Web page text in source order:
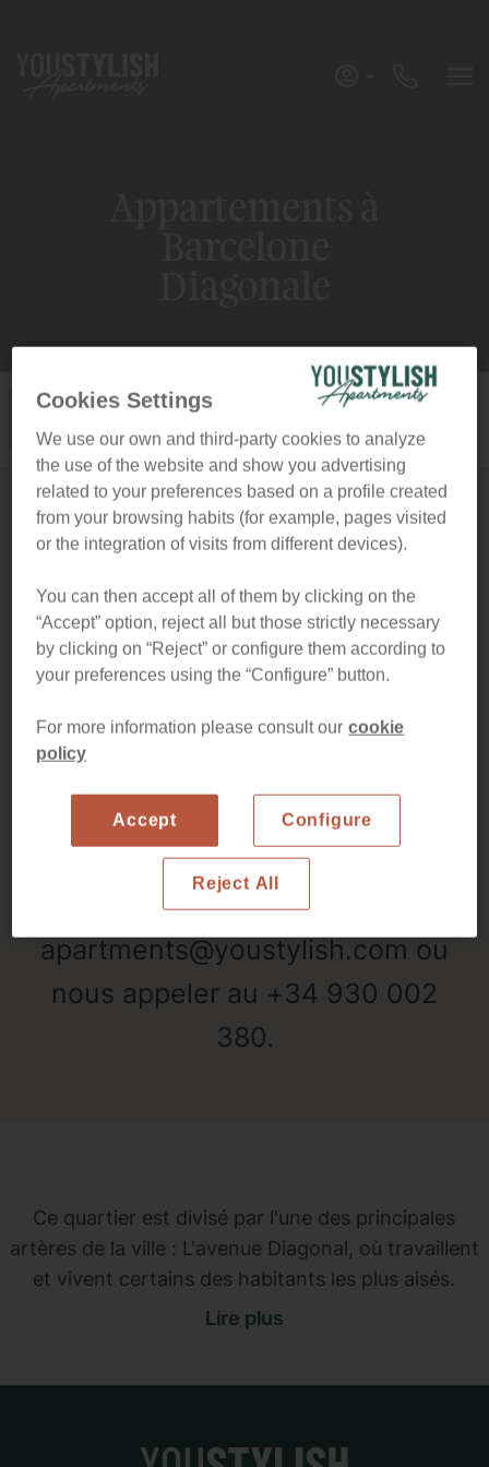
Il semble que nous n'ayons pas
été en mesure de trouver des
appartements disponibles aux
dates demandées. Merci
dessayer d'autres dates ou
toute assistance souhaitée,
veuillez nous contacter à
l'adresse suivante :
apartments@youstylish.com ou
nous appeler au +34 930 002
380.
Appliquer filtres
Ce quartier est divisé par l'une des principales
artères de la ville : L'avenue Diagonal, où travaillent
et vivent certains des habitants les plus aisés.
C'est la raison pour laquelle le quartier regorge
Lire plus
Cookies Settings
We use our own and third-party cookies to analyze
the use of the website and show you advertising
related to your preferences based on a profile created
from your browsing habits (for example, pages visited
or the integration of visits from different devices).
You can then accept all of them by clicking on the
“Accept” option, reject all but those strictly necessary
by clicking on “Reject” or configure them according to
your preferences using the “Configure” button.
For more information please consult our cookie
policy
Reject All
Accept Configure